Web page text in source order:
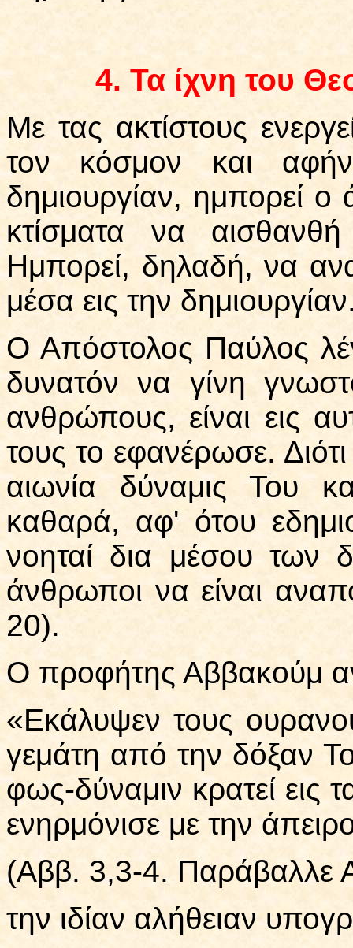
4. Τα ίχνη του
Με τας ακτίστους
τον κόσμον και
δημιουργίαν, ημπορεί
κτίσματα να
Ημπορεί, δηλαδή, να
μέσα εις την
Ο Απόστολος Παύλος
δυνατόν να γίνη
ανθρώπους, είναι εις
τους το εφανέρωσε.
αιωνία δύναμις Του
καθαρά, αφ' ότου
νοηταί δια μέσου των
άνθρωποι να είναι
20).
Ο προφήτης Αββακούμ
«Εκάλυψεν τους
γεμάτη από την δόξαν
φως-δύναμιν κρατεί εις
ενηρμόνισε με την
(Αββ. 3,3-4. Παράβαλλε
την ιδίαν αλήθειαν